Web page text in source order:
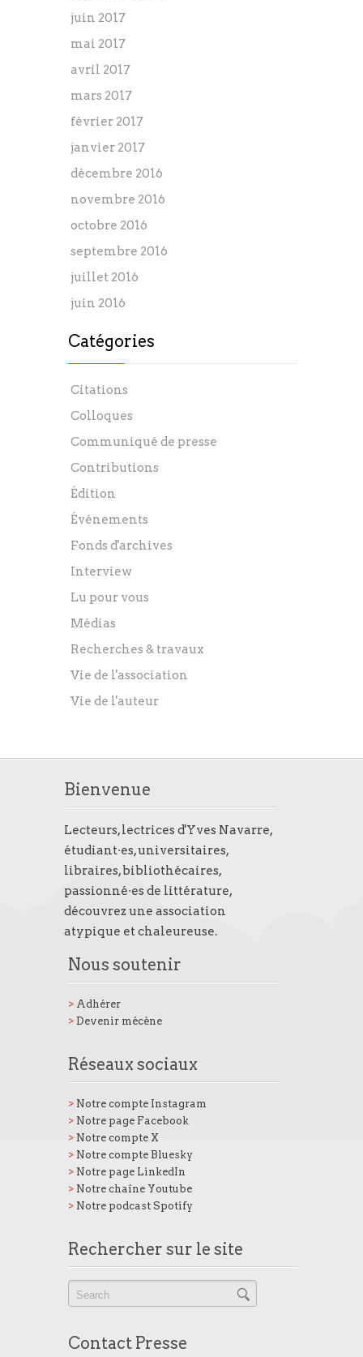
juin 2017
mai 2017
avril 2017
mars 2017
février 2017
janvier 2017
décembre 2016
novembre 2016
octobre 2016
septembre 2016
juillet 2016
juin 2016
Catégories
Citations
Colloques
Communiqué de presse
Contributions
Édition
Événements
Fonds d'archives
Interview
Lu pour vous
Médias
Recherches & travaux
Vie de l'association
Vie de l'auteur
Bienvenue
Lecteurs, lectrices d'Yves Navarre,
étudiant·es, universitaires,
libraires, bibliothécaires,
passionné·es de littérature,
découvrez une association
atypique et chaleureuse.
Nous soutenir
> Adhérer
> Devenir mécène
Réseaux sociaux
> Notre compte Instagram
> Notre page Facebook
> Notre compte X
> Notre compte Bluesky
> Notre page LinkedIn
> Notre chaîne Youtube
> Notre podcast Spotify
Rechercher sur le site
Contact Presse